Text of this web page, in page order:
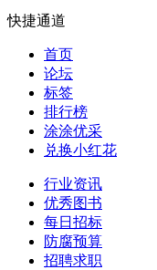
快捷通道
首页
论坛
标签
排行榜
涂涂优采
兑换小红花
行业资讯
优秀图书
每日招标
防腐预算
招聘求职